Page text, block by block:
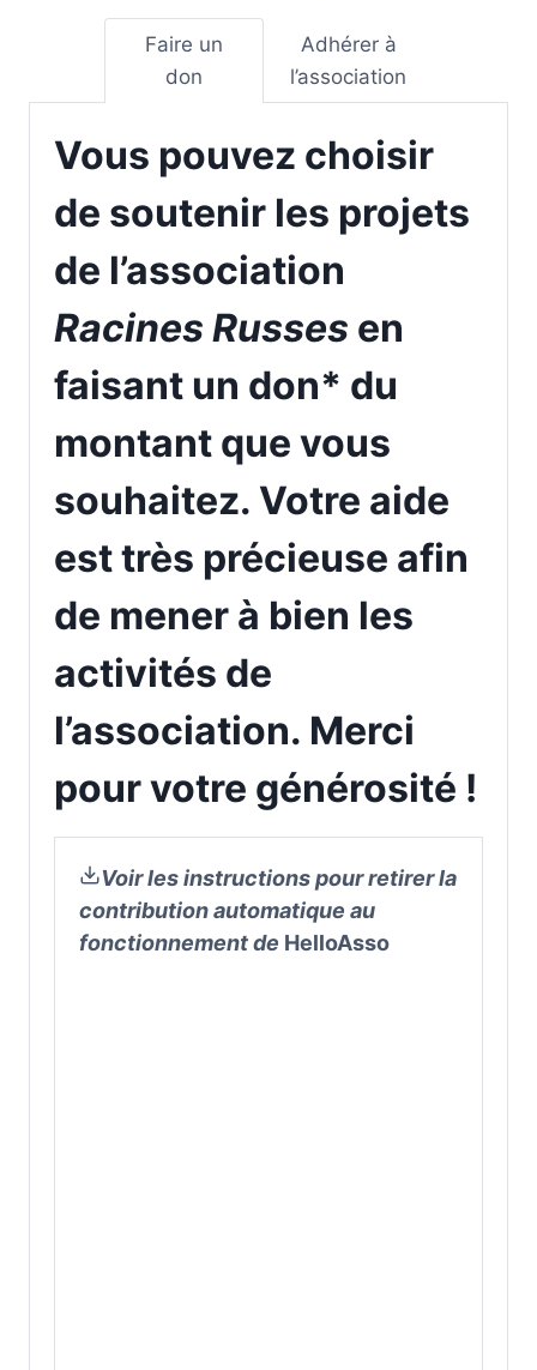
Faire un
don
Adhérer à
l’association
Vous pouvez choisir
de soutenir les projets
de l’association
Racines Russes en
faisant un don* du
montant que vous
souhaitez. Votre aide
est très précieuse afin
de mener à bien les
activités de
l’association. Merci
pour votre générosité !
Voir les instructions pour retirer la
contribution automatique au
fonctionnement de HelloAsso